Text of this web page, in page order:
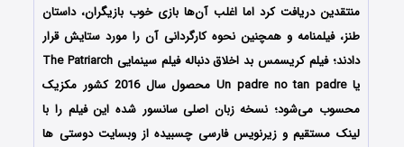
منتقدین دریافت کرد اما اغلب آن‌ها بازی خوب بازیگران، داستان
طنز، فیلمنامه و همچنین نحوه کارگردانی آن را مورد ستایش قرار
دادند؛ فیلم کریسمس بد اخلاق دنباله فیلم سینمایی The Patriarch
یا Un padre no tan padre محصول سال 2016 کشور مکزیک
محسوب می‌شود؛ نسخه زبان اصلی سانسور شده این فیلم را با
لینک مستقیم و زیرنویس فارسی چسبیده از وبسایت دوستی ها